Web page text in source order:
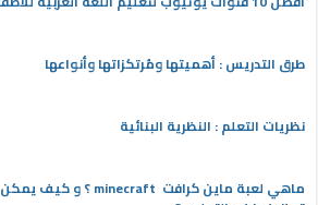
طرق التدريس : أهميتها ومُرتكزاتها وأنواعها
نظريات التعلم : النظرية البنائية
ماهي لعبة ماين كرافت minecraft ؟ و كيف يمكن